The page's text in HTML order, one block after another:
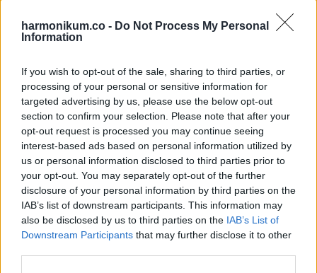
harmonikum.co - Do Not Process My Personal
Information
If you wish to opt-out of the sale, sharing to third parties, or
processing of your personal or sensitive information for
targeted advertising by us, please use the below opt-out
section to confirm your selection. Please note that after your
opt-out request is processed you may continue seeing
interest-based ads based on personal information utilized by
us or personal information disclosed to third parties prior to
your opt-out. You may separately opt-out of the further
disclosure of your personal information by third parties on the
IAB’s list of downstream participants. This information may
also be disclosed by us to third parties on the IAB’s List of
Downstream Participants that may further disclose it to other
Asztrológusok szerint 2026 sorsfordító
év lesz 6 csillagjegy számára